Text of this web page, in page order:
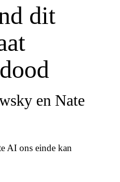
dit
en Nate
AI ons einde kan